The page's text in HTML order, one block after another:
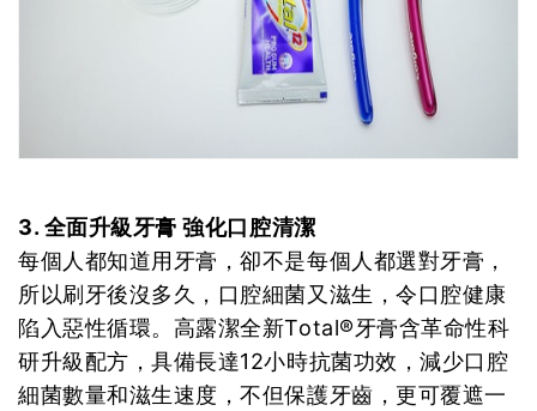
3. 全面升級牙膏 強化口腔清潔
每個人都知道用牙膏，卻不是每個人都選對牙膏，
所以刷牙後沒多久，口腔細菌又滋生，令口腔健康
陷入惡性循環。高露潔全新Total®牙膏含革命性科
研升級配方，具備長達12小時抗菌功效，減少口腔
細菌數量和滋生速度，不但保護牙齒，更可覆遮一